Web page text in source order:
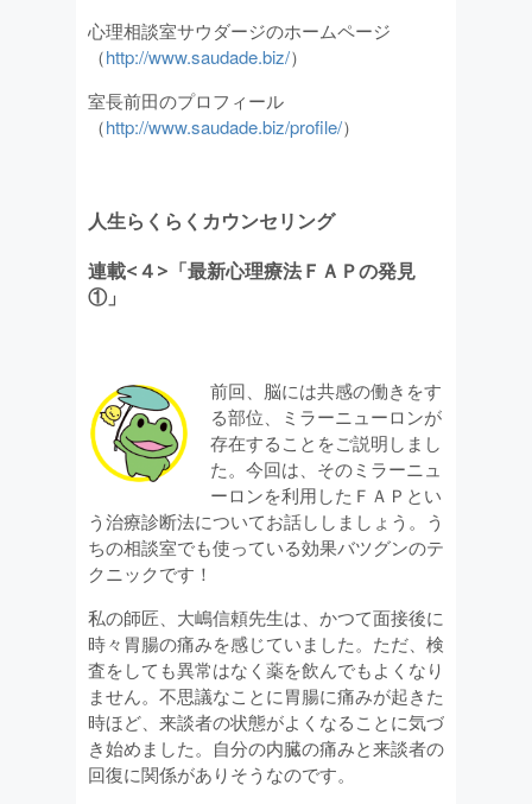
心理相談室サウダージのホームページ
（http://www.saudade.biz/）
室長前田のプロフィール
（http://www.saudade.biz/profile/）
人生らくらくカウンセリング
連載<４>「最新心理療法ＦＡＰの発見
①」
前回、脳には共感の働きをす
る部位、ミラーニューロンが
存在することをご説明しまし
た。今回は、そのミラーニュ
ーロンを利用したＦＡＰとい
う治療診断法についてお話ししましょう。う
ちの相談室でも使っている効果バツグンのテ
クニックです！
私の師匠、大嶋信頼先生は、かつて面接後に
時々胃腸の痛みを感じていました。ただ、検
査をしても異常はなく薬を飲んでもよくなり
ません。不思議なことに胃腸に痛みが起きた
時ほど、来談者の状態がよくなることに気づ
き始めました。自分の内臓の痛みと来談者の
回復に関係がありそうなのです。